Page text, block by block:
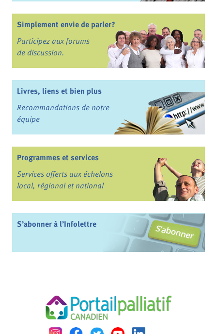
Simplement envie de parler?
Participez aux forums
de discussion.
Livres, liens et bien plus
Recommandations de notre
équipe
Programmes et services
Services offerts aux échelons
local, régional et national
S’abonner à l’Infolettre